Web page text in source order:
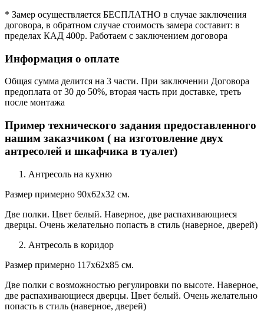
* Замер осуществляется БЕСПЛАТНО в случае заключения
договора, в обратном случае стоимость замера составит: в
пределах КАД 400р. Работаем с заключением договора
Информация о оплате
Общая сумма делится на 3 части. При заключении Договора
предоплата от 30 до 50%, вторая часть при доставке, треть
после монтажа
Пример технического задания предоставленного
нашим заказчиком ( на изготовление двух
антресолей и шкафчика в туалет)
Антресоль на кухню
Размер примерно 90х62х32 см.
Две полки. Цвет белый. Наверное, две распахивающиеся
дверцы. Очень желательно попасть в стиль (наверное, дверей)
Антресоль в коридор
Размер примерно 117х62х85 см.
Две полки с возможностью регулировки по высоте. Наверное,
две распахивающиеся дверцы. Цвет белый. Очень желательно
попасть в стиль (наверное, дверей)